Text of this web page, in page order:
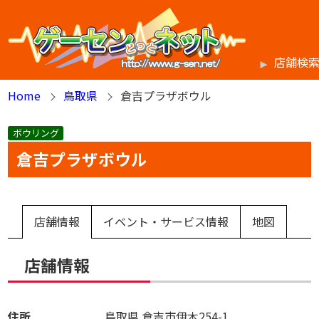
店舗検
Home
鳥取県 倉吉プラザボウル
ボウリング
倉吉プラザボウル
店舗情報 イベント・サービス情報 地図
店舗情報